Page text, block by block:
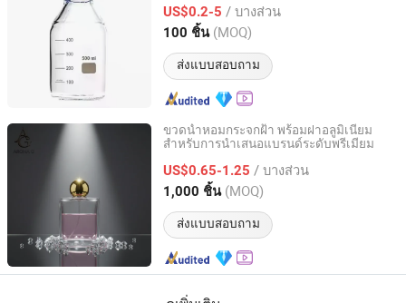
US$0.2-5 / บางส่วน
100 ชิ้น (MOQ)
ส่งแบบสอบถาม
Shandong, China อัตราจาก 2025
ขวดน้ำหอมกระจกฝ้า พร้อมฝาอลูมิเนียม
สำหรับการนำเสนอแบรนด์ระดับพรีเมียม
US$0.65-1.25 / บางส่วน
1,000 ชิ้น (MOQ)
ส่งแบบสอบถาม
Shanghai Aroma Garden Home Products Co., Ltd.
Shanghai, China อัตราจาก 2026